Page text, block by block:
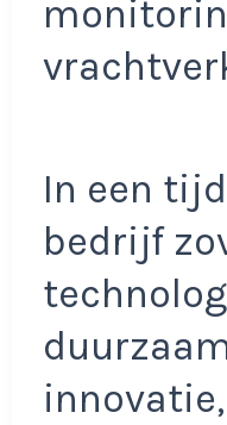
In een
bedrijf